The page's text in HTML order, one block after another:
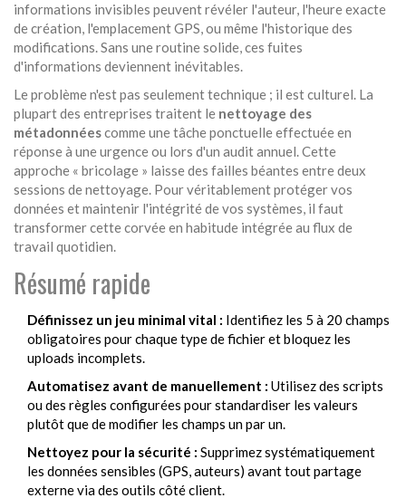
informations invisibles peuvent révéler l'auteur, l'heure exacte
de création, l'emplacement GPS, ou même l'historique des
modifications. Sans une routine solide, ces fuites
d'informations deviennent inévitables.
Le problème n'est pas seulement technique ; il est culturel. La
plupart des entreprises traitent le nettoyage des
métadonnéescommeune tâche ponctuelle effectuée en
réponse à une urgence ou lors d'un audit annuel. Cette
approche « bricolage » laisse des failles béantes entre deux
sessions de nettoyage. Pour véritablement protéger vos
données et maintenir l'intégrité de vos systèmes, il faut
transformer cette corvée en habitude intégrée au flux de
travail quotidien.
Résumé rapide
Définissez un jeu minimal vital : Identifiez les 5 à 20 champs
obligatoires pour chaque type de fichier et bloquez les
uploads incomplets.
Automatisez avant de manuellement : Utilisez des scripts
ou des règles configurées pour standardiser les valeurs
plutôt que de modifier les champs un par un.
Nettoyez pour la sécurité : Supprimez systématiquement
les données sensibles (GPS, auteurs) avant tout partage
externe via des outils côté client.